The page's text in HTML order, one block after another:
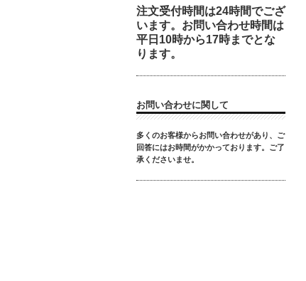
注文受付時間は24時間でござ
います。お問い合わせ時間は
平日10時から17時までとな
ります。
お問い合わせに関して
多くのお客様からお問い合わせがあり、ご
回答にはお時間がかかっております。ご了
承くださいませ。